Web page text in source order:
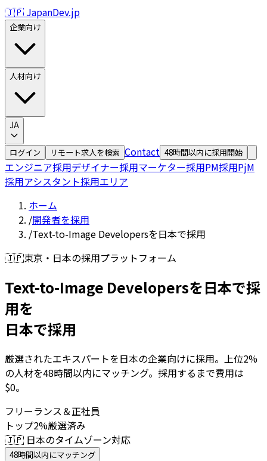
🇯🇵 JapanDev.jp
企業向け
人材向け
JA
ログイン リモート求人を検索 Contact 48時間以内に採用開始
エンジニア採用デザイナー採用マーケター採用PM採用PjM
採用アシスタント採用エリア
ホーム
/開発者を採用
/Text-to-Image Developersを日本で採用
🇯🇵東京・日本の採用プラットフォーム
Text-to-Image Developersを日本で採
用を
日本で採用
厳選されたエキスパートを日本の企業向けに採用。上位2%
の人材を48時間以内にマッチング。採用するまで費用は
$0。
フリーランス＆正社員
トップ2%厳選済み
🇯🇵 日本のタイムゾーン対応
48時間以内にマッチング